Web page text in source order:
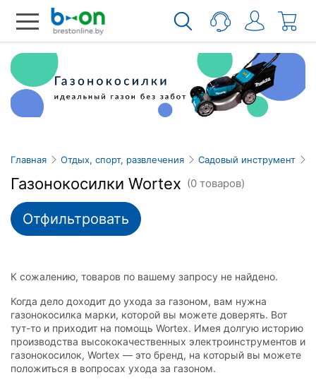
Главная Отдых, спорт, развлечения Садовый инструмент
Газонокосилки Wortex (0 товаров)
Отфильтровать
К сожалению, товаров по вашему запросу не найдено.
Когда дело доходит до ухода за газоном, вам нужна
газонокосилка марки, которой вы можете доверять. Вот
тут-то и приходит на помощь Wortex. Имея долгую историю
производства высококачественных электроинструментов и
газонокосилок, Wortex — это бренд, на который вы можете
положиться в вопросах ухода за газоном.